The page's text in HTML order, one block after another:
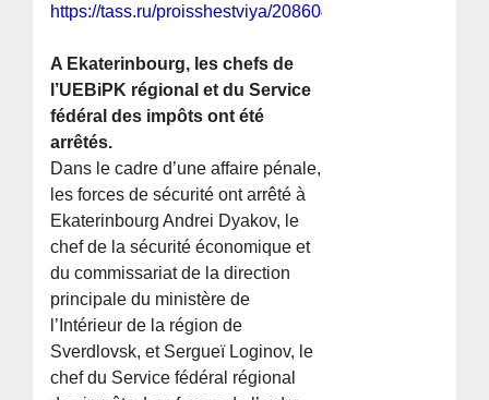
https://tass.ru/proisshestviya/20860405
A Ekaterinbourg, les chefs de
l’UEBiPK régional et du Service
fédéral des impôts ont été
arrêtés.
Dans le cadre d’une affaire pénale,
les forces de sécurité ont arrêté à
Ekaterinbourg Andrei Dyakov, le
chef de la sécurité économique et
du commissariat de la direction
principale du ministère de
l’Intérieur de la région de
Sverdlovsk, et Sergueï Loginov, le
chef du Service fédéral régional